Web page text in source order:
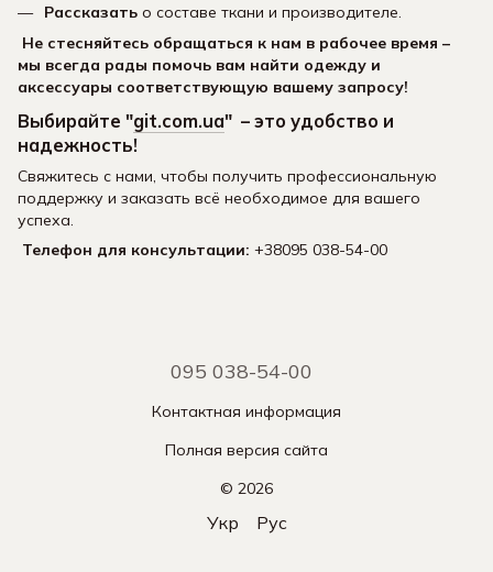
Рассказать о составе ткани и производителе.
Не стесняйтесь обращаться к нам в рабочее время –
мы всегда рады помочь вам найти одежду и
аксессуары соответствующую вашему запросу!
Выбирайте "git.com.ua" – это удобство и
надежность!
Свяжитесь с нами, чтобы получить профессиональную
поддержку и заказать всё необходимое для вашего
успеха.
Телефон для консультации: +38095 038-54-00
095 038-54-00
Контактная информация
Полная версия сайта
© 2026
Укр Рус